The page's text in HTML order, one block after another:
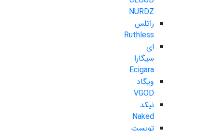
NURDZ
راتلس
Ruthless
ای
سیگارا
Ecigara
ویگاد
VGOD
نیکد
Naked
تویست